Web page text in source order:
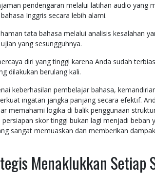
pendengaran melalui latihan audio yang
Inggris secara lebih alami.
tata bahasa melalui analisis kesalahan
yang sesungguhnya.
diri yang tinggi karena Anda sudah
dilakukan berulang kali.
keberhasilan pembelajar bahasa,
ingatan jangka panjang secara efektif.
memahami logika di balik penggunaan
skor tinggi bukan lagi menjadi beban
sangat memuaskan dan memberikan
Menaklukkan Setiap